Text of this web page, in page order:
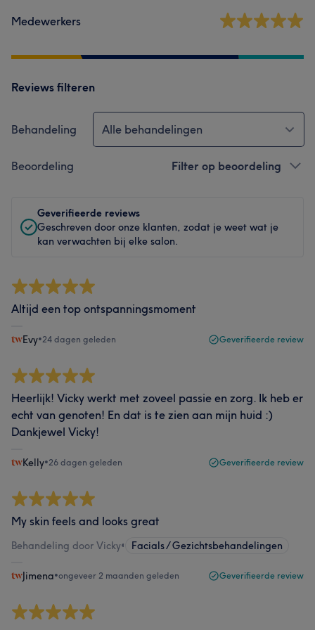
Medewerkers
Reviews filteren
Behandeling Alle behandelingen
Beoordeling Filter op beoordeling
Geverifieerde reviews
Geschreven door onze klanten, zodat je weet wat je
kan verwachten bij elke salon.
Altijd een top ontspanningsmoment
Evy•24 dagen geleden Geverifieerde review
Heerlijk! Vicky werkt met zoveel passie en zorg. Ik heb er
echt van genoten! En dat is te zien aan mijn huid :)
Dankjewel Vicky!
Kelly•26 dagen geleden Geverifieerde review
My skin feels and looks great
Behandeling door Vicky• Facials / Gezichtsbehandelingen
Jimena•ongeveer 2 maanden geleden Geverifieerde review